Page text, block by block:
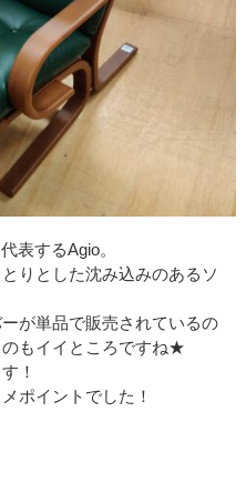
表するAgio。
りとした沈み込みのあるソ
が単品で販売されているの
もイイところですね★
！
ポイントでした！